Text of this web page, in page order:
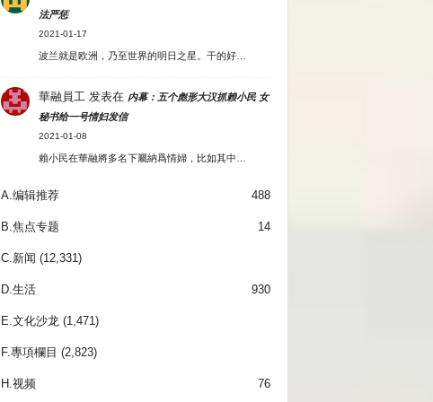
法严惩
2021-01-17
波兰就是欧洲，乃至世界的明日之星。干的好…
華融員工 发表在 内幕：五个彪形大汉抓赖小民 女
秘书给一号情妇发信
2021-01-08
賴小民在華融將多名下屬納爲情婦，比如其中…
A.编辑推荐 488
B.焦点专题 14
C.新闻 (12,331)
D.生活 930
E.文化沙龙 (1,471)
F.專項欄目 (2,823)
H.视频 76